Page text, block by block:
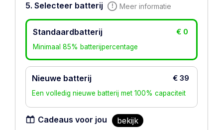
5. Selecteer batterij Meer informatie
Standaardbatterij € 0
Minimaal 85% batterijpercentage
Nieuwe batterij € 39
Een volledig nieuwe batterij met 100% capaciteit
Cadeaus voor jou bekijk